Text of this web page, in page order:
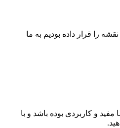
را قرار داده بودیم به ما
و کاربردی بوده باشد و با